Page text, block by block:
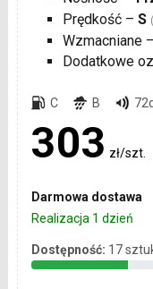
Prędkość – S
Wzmacniane
Dodatkowe
C B
303 zł/szt.
Darmowa dostawa
Realizacja 1 dzień
Dostępność: 17